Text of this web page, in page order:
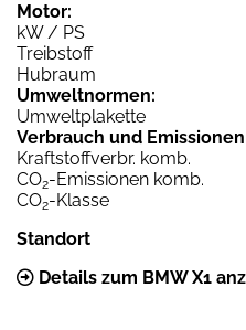
Motor:
kW / PS
Treibstoff
Hubraum
Umweltnormen:
Umweltplakette
Verbrauch und Emissionen
Kraftstoffverbr. komb.
CO2-Emissionen komb.
CO2-Klasse
Standort
Details zum BMW X1